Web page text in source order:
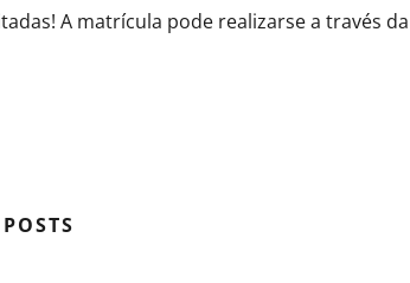
A matrícula pode realizarse a través